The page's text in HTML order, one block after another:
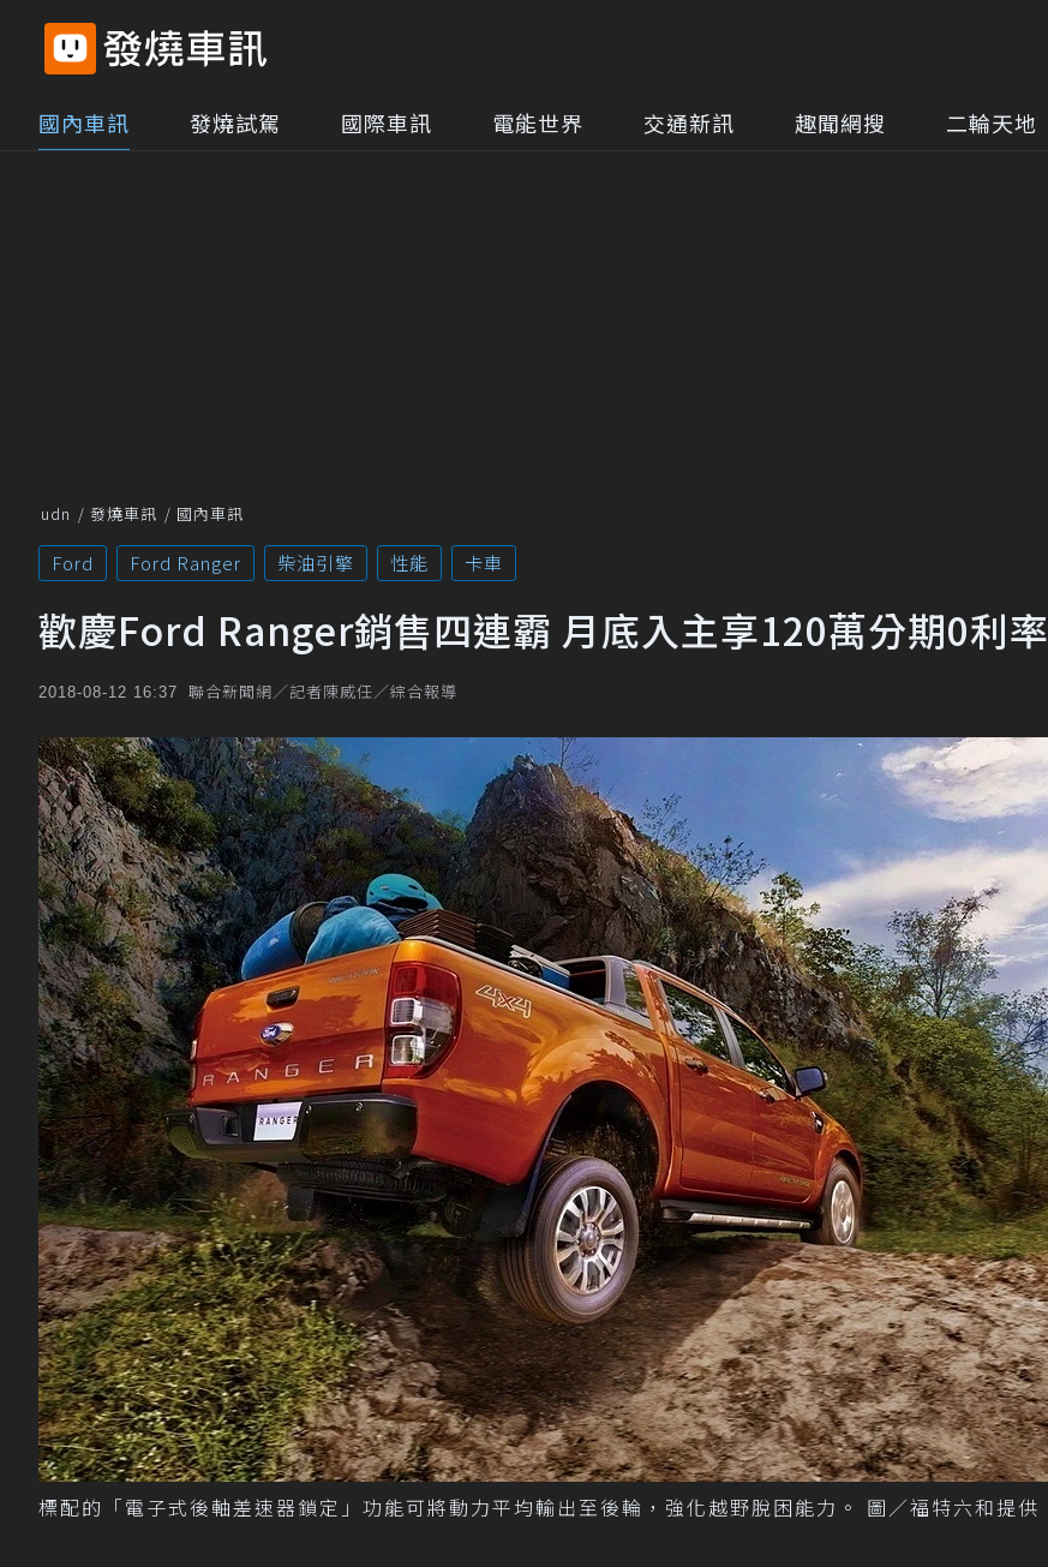
國內車訊 發燒試駕 國際車訊 電能世界 交通新訊 趣聞網搜 二輪天地
udn 發燒車訊 國內車訊
Ford Ford Ranger 柴油引擎 性能 卡車
歡慶Ford Ranger銷售四連霸 月底入主享120萬分期0利率
2018-08-12 16:37 聯合新聞網／記者陳威任／綜合報導
標配的「電子式後軸差速器鎖定」功能可將動力平均輸出至後輪，強化越野脫困能力。 圖／福特六和提供